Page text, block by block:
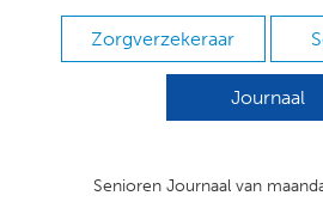
Zorgverzekeraar
Journaal
Senioren Journaal van